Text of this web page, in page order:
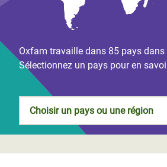
Oxfam travaille dans 85 pays dans
Sélectionnez un pays pour en